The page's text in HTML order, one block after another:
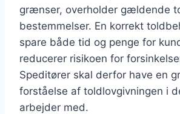
grænser, overholder gældende
bestemmelser. En korrekt
spare både tid og penge for
reducerer risikoen for
Speditører skal derfor have en
forståelse af toldlovgivningen i
arbejder med.